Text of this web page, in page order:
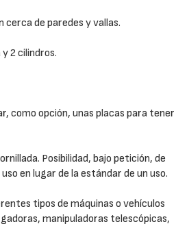
cerca de paredes y vallas.
2 cilindros.
como opción, unas placas para tener
Posibilidad, bajo petición, de
en lugar de la estándar de un uso.
tipos de máquinas o vehículos
manipuladoras telescópicas,